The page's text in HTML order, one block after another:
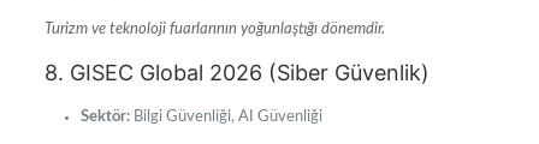
Turizm ve teknoloji fuarlarının yoğunlaştığı dönemdir.
8. GISEC Global 2026 (Siber Güvenlik)
Sektör:Bilgi Güvenliği, AI Güvenliği